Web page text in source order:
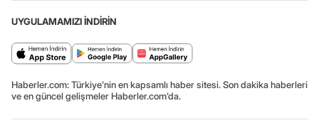
UYGULAMAMIZI İNDİRİN
Haberler.com: Türkiye’nin en kapsamlı haber sitesi. Son dakika haberleri
ve en güncel gelişmeler Haberler.com’da.